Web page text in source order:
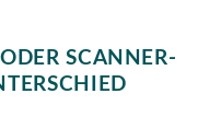
SCANNER-